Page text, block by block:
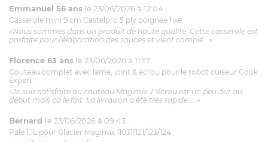
Emmanuel 56 ans le 23/06/2026 à 12:04
Casserole mini 9 cm Castelpro 5 ply poignée fixe
«Nous sommes dans un produit de haute qualité. Cette casserole est
parfaite pour l'élaboration des sauces et vient complé...»
Florence 63 ans le 23/06/2026 à 11:17
Couteau complet avec lame, joint & écrou pour le robot cuiseur Cook
Expert
«Je suis satisfaite du couteau Magimix. L'écrou est un peu dur au
début mais ça le fait. La livraison a été très rapide. ...»
Bernard le 23/06/2026 à 09:43
Pale 1.1L pour Glacier Magimix 11031/121/123/124